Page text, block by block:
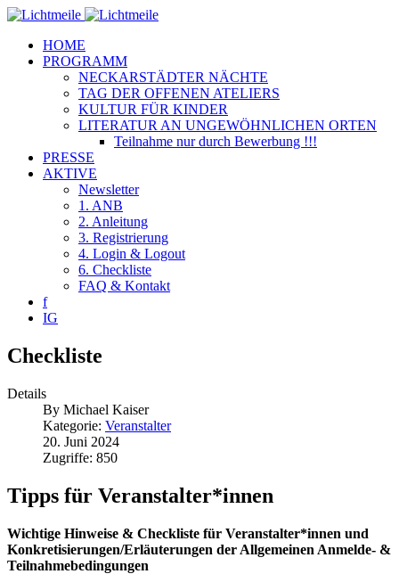
HOME
PROGRAMM
NECKARSTÄDTER NÄCHTE
TAG DER OFFENEN ATELIERS
KULTUR FÜR KINDER
LITERATUR AN UNGEWÖHNLICHEN ORTEN
Teilnahme nur durch Bewerbung !!!
PRESSE
AKTIVE
Newsletter
1. ANB
2. Anleitung
3. Registrierung
4. Login & Logout
6. Checkliste
FAQ & Kontakt
f
IG
Checkliste
Details
By Michael Kaiser
Kategorie: Veranstalter
20. Juni 2024
Zugriffe: 850
Tipps für Veranstalter*innen
Wichtige Hinweise & Checkliste für Veranstalter*innen und
Konkretisierungen/Erläuterungen der Allgemeinen Anmelde- &
Teilnahmebedingungen